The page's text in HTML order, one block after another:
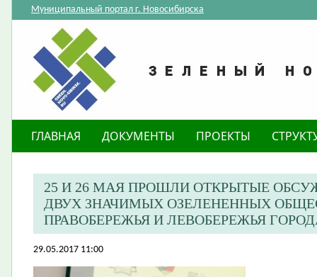
Муниципальный портал г. Новосибирска
ГЛАВНАЯ ДОКУМЕНТЫ ПРОЕКТЫ
25 И 26 МАЯ ПРОШЛИ ОТКРЫТЫЕ
ДВУХ ЗНАЧИМЫХ ОЗЕЛЕНЕННЫХ
ПРАВОБЕРЕЖЬЯ И ЛЕВОБЕРЕЖЬЯ
29.05.2017 11:00